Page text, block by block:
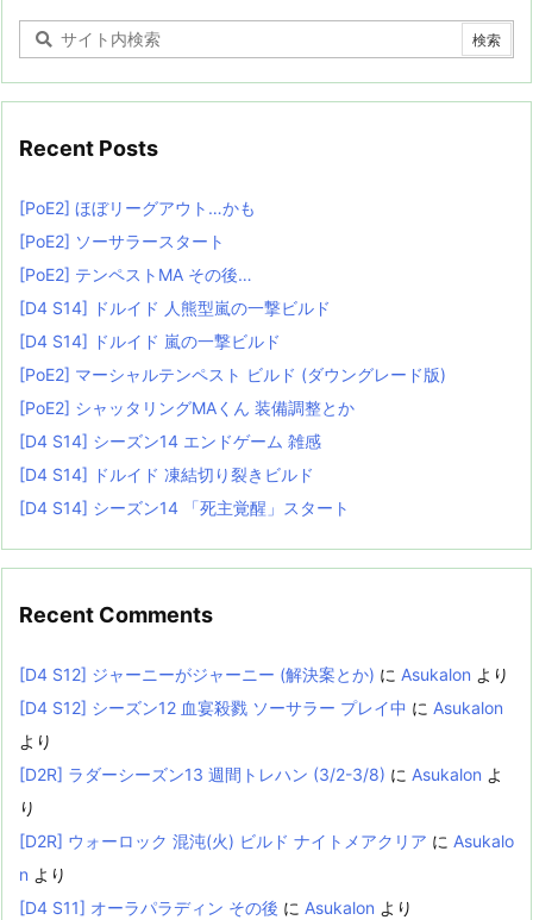
Recent Posts
[PoE2] ほぼリーグアウト…かも
[PoE2] ソーサラースタート
[PoE2] テンペストMA その後…
[D4 S14] ドルイド 人熊型嵐の一撃ビルド
[D4 S14] ドルイド 嵐の一撃ビルド
[PoE2] マーシャルテンペスト ビルド (ダウングレード版)
[PoE2] シャッタリングMAくん 装備調整とか
[D4 S14] シーズン14 エンドゲーム 雑感
[D4 S14] ドルイド 凍結切り裂きビルド
[D4 S14] シーズン14 「死主覚醒」スタート
Recent Comments
[D4 S12] ジャーニーがジャーニー (解決案とか) に Asukalon より
[D4 S12] シーズン12 血宴殺戮 ソーサラー プレイ中 に Asukalon
より
[D2R] ラダーシーズン13 週間トレハン (3/2-3/8) に Asukalon よ
り
[D2R] ウォーロック 混沌(火) ビルド ナイトメアクリア に Asukalo
n より
[D4 S11] オーラパラディン その後 に Asukalon より